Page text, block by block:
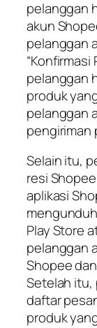
pelanggan
akun
pelanggan
“Konfirmasi
pelanggan
produk
pelanggan
pengiriman
Selain itu,
resi
aplikasi
Play Store
pelanggan
Shopee
Setelah itu,
daftar
produk